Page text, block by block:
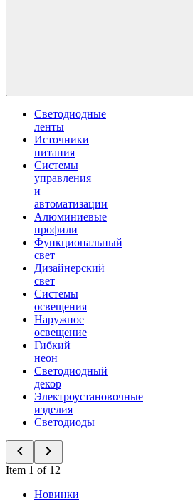
Светодиодные
ленты
Источники
питания
Системы
управления
и
автоматизации
Алюминиевые
профили
Функциональный
свет
Дизайнерский
свет
Системы
освещения
Наружное
освещение
Гибкий
неон
Светодиодный
декор
Электроустановочные
изделия
Светодиоды
Item 1 of 12
Новинки